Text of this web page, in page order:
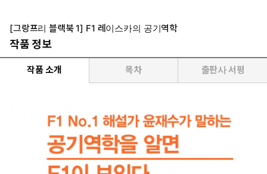
[그랑프리 블랙북 1] F1 레이스카의 공기역학
작품 정보
작품 소개 목차 출판사 서평